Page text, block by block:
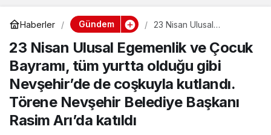
Haberler Gündem
23 Nisan Ulusal
Bayramı, tüm yurtta
olduğu gibi Nevşehir’de
de coşkuyla kutlandı.
Törene Nevşehir
Belediye Başkanı Rasim
Arı’da katıldı
23 Nisan Ulusal Egemenlik ve Çocuk
Bayramı, tüm yurtta olduğu gibi
Nevşehir’de de coşkuyla kutlandı.
Törene Nevşehir Belediye Başkanı
Rasim Arı’da katıldı